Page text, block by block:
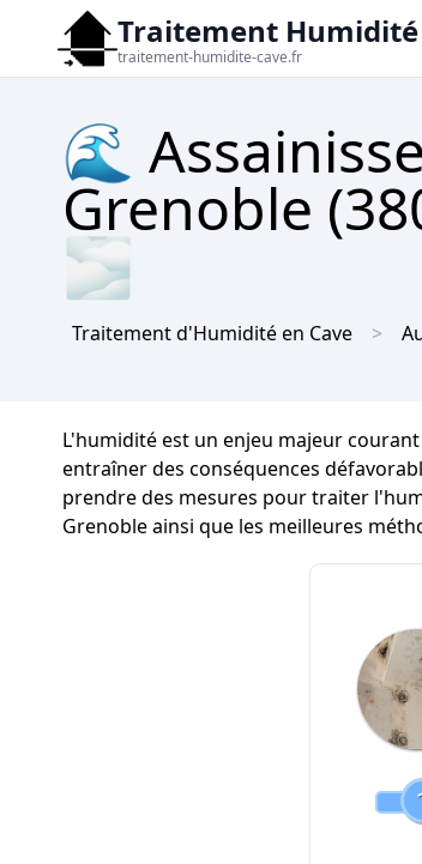
Traitement Humidité
traitement-humidite-cave.fr
🌊
Grenoble
🌫
Traitement d'Humidité en Cave
L'humidité est un enjeu majeur
entraîner des conséquences
prendre des mesures pour traiter
Grenoble ainsi que les meilleures